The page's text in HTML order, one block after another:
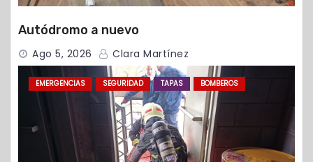
Autódromo a nuevo
Ago 5, 2026 Clara Martínez
EMERGENCIAS SEGURIDAD TAPAS BOMBEROS